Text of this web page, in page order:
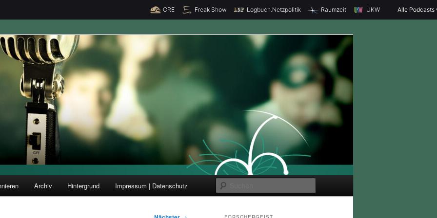
CRE Freak Show Logbuch:Netzpolitik Raumzeit UKW Alle Podcasts
und Forschung
u
Archiv Hintergrund Impressum | Datenschutz